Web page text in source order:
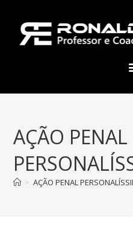
AÇÃO PENAL
> AÇÃO PENAL